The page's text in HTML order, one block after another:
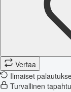
Vertaa
Ilmaiset
Turvallinen